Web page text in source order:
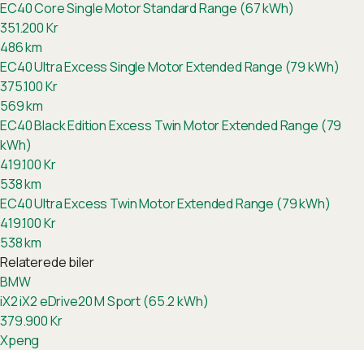
EC40 Core Single Motor Standard Range (67 kWh)
351.200Kr
486km
EC40 Ultra Excess Single Motor Extended Range (79 kWh)
375.100Kr
569km
EC40 Black Edition Excess Twin Motor Extended Range (79
kWh)
419.100Kr
538km
EC40 Ultra Excess Twin Motor Extended Range (79 kWh)
419.100Kr
538km
Relaterede biler
BMW
iX2iX2 eDrive20 M Sport (65.2 kWh)
379.900Kr
Xpeng